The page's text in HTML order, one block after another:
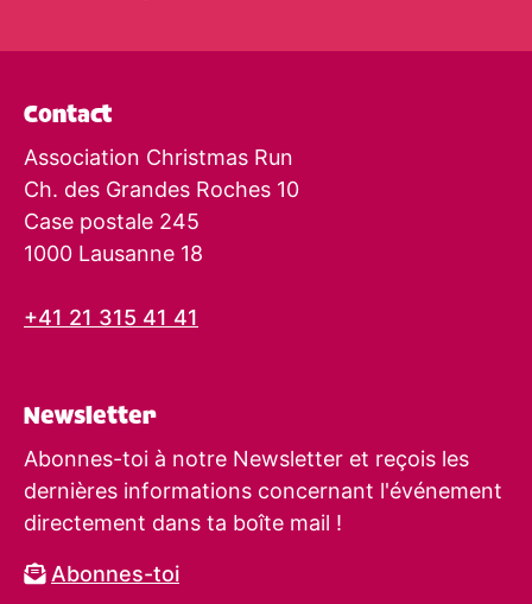
Contact
Association Christmas Run
Ch. des Grandes Roches 10
Case postale 245
1000 Lausanne 18
+41 21 315 41 41
Newsletter
Abonnes-toi à notre Newsletter et reçois les
dernières informations concernant l'événement
directement dans ta boîte mail !
Abonnes-toi